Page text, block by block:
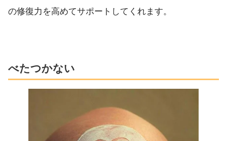
の修復力を高めてサポートしてくれます。
べたつかない